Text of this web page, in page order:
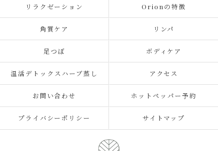
リラクゼーション Orionの特徴
角質ケア リンパ
足つぼ ボディケア
温活デトックスハーブ蒸し アクセス
お問い合わせ ホットペッパー予約
プライバシーポリシー サイトマップ